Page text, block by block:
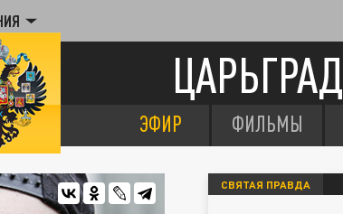
ЦАРЬГРАД
ЭФИР ФИЛЬМЫ
СВЯТАЯ ПРАВДА